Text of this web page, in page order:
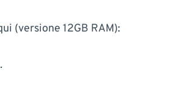
(versione 12GB RAM):